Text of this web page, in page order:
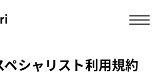
ペシャリスト利用規約